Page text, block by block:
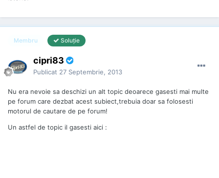
Membru Soluţie
cipri83
Publicat 27 Septembrie, 2013
Nu era nevoie sa deschizi un alt topic deoarece gasesti mai multe
pe forum care dezbat acest subiect,trebuia doar sa folosesti
motorul de cautare de pe forum!
Un astfel de topic il gasesti aici :